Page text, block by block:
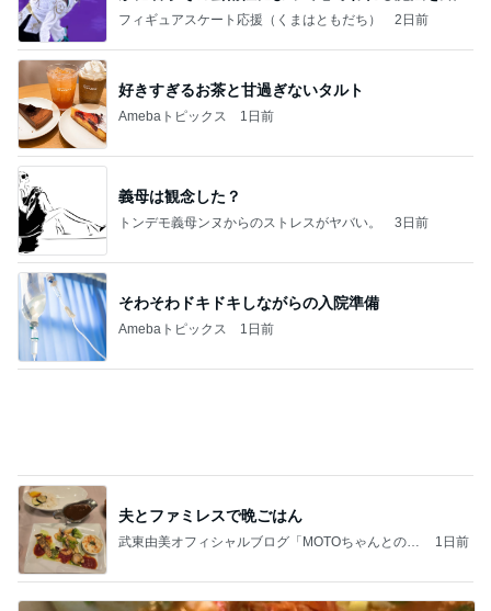
Amebaトピックス 1日前
義母は観念した？
トンデモ義母ンヌからのストレスがヤバい。
そわそわドキドキしながらの入院準備
Amebaトピックス 1日前
夫とファミレスで晩ごはん
武東由美オフィシャルブログ「MOTOちゃんとのは